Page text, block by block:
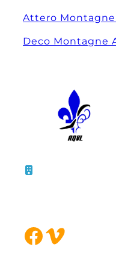
Attero
Deco Montagne
Facebook Vimeo